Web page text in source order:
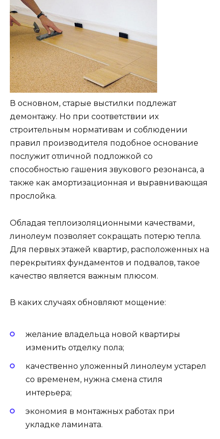
В основном, старые выстилки подлежат
демонтажу. Но при соответствии их
строительным нормативам и соблюдении
правил производителя подобное основание
послужит отличной подложкой со
способностью гашения звукового резонанса, а
также как амортизационная и выравнивающая
прослойка.
Обладая теплоизоляционными качествами,
линолеум позволяет сокращать потерю тепла.
Для первых этажей квартир, расположенных на
перекрытиях фундаментов и подвалов, такое
качество является важным плюсом.
В каких случаях обновляют мощение:
желание владельца новой квартиры
изменить отделку пола;
качественно уложенный линолеум устарел
со временем, нужна смена стиля
интерьера;
экономия в монтажных работах при
укладке ламината.